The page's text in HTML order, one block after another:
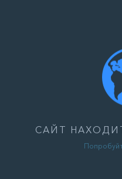
САЙТ